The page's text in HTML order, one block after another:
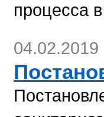
процесса
04.02.2019